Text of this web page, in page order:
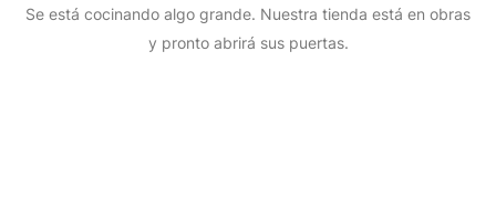
Se está cocinando algo grande. Nuestra tienda está en obras
y pronto abrirá sus puertas.